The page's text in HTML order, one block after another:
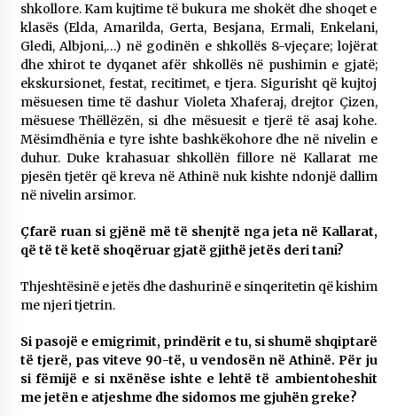
shkollore. Kam kujtime të bukura me shokët dhe shoqet e
klasës (Elda, Amarilda, Gerta, Besjana, Ermali, Enkelani,
Gledi, Albjoni,…) në godinën e shkollës 8-vjeçare; lojërat
dhe xhirot te dyqanet afër shkollës në pushimin e gjatë;
ekskursionet, festat, recitimet, e tjera. Sigurisht që kujtoj
mësuesen time të dashur Violeta Xhaferaj, drejtor Çizen,
mësuese Thëllëzën, si dhe mësuesit e tjerë të asaj kohe.
Mësimdhënia e tyre ishte bashkëkohore dhe në nivelin e
duhur. Duke krahasuar shkollën fillore në Kallarat me
pjesën tjetër që kreva në Athinë nuk kishte ndonjë dallim
në nivelin arsimor.
Çfarë ruan si gjënë më të shenjtë nga jeta në Kallarat,
që të të ketë shoqëruar gjatë gjithë jetës deri tani?
Thjeshtësinë e jetës dhe dashurinë e sinqeritetin që kishim
me njeri tjetrin.
Si pasojë e emigrimit, prindërit e tu, si shumë shqiptarë
të tjerë, pas viteve 90-të, u vendosën në Athinë. Për ju
si fëmijë e si nxënëse ishte e lehtë të ambientoheshit
me jetën e atjeshme dhe sidomos me gjuhën greke?